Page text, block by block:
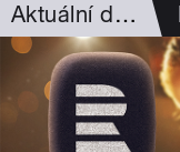
Aktuální dění